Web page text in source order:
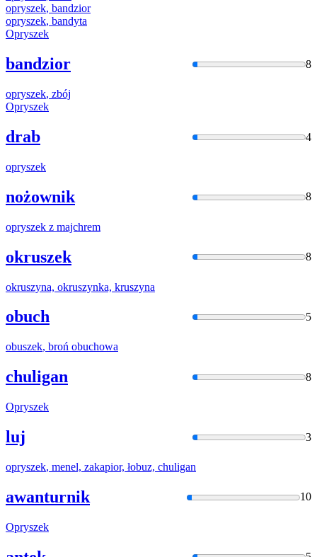
opryszek, bandzior
opryszek, bandyta
Opryszek
bandzior 8
opryszek, zbój
Opryszek
drab 4
opryszek
nożownik 8
opryszek z majchrem
okruszek 8
okruszyna, okruszynka, kruszyna
obuch 5
obuszek, broń obuchowa
chuligan 8
Opryszek
luj 3
opryszek, menel, zakapior, łobuz, chuligan
awanturnik 10
Opryszek